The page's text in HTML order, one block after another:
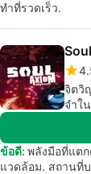
ทำที่รวดเร็ว.
จิตวิ
จำใ
ข้อดี: พลังมือที่แต
แวดล้อม. สถานที่